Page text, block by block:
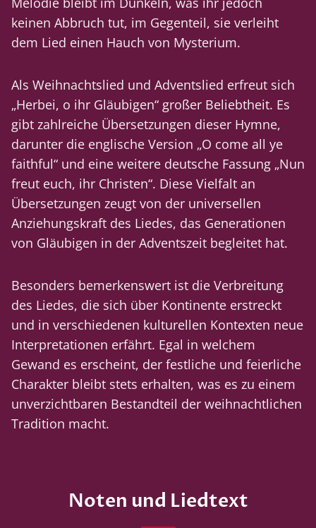
keinen Abbruch tut, im Gegenteil, sie verleiht
dem Lied einen Hauch von Mysterium.
Als Weihnachtslied und Adventslied erfreut sich
„Herbei, o ihr Gläubigen“ großer Beliebtheit. Es
gibt zahlreiche Übersetzungen dieser Hymne,
darunter die englische Version „O come all ye
faithful“ und eine weitere deutsche Fassung „Nun
freut euch, ihr Christen“. Diese Vielfalt an
Übersetzungen zeugt von der universellen
Anziehungskraft des Liedes, das Generationen
von Gläubigen in der Adventszeit begleitet hat.
Besonders bemerkenswert ist die Verbreitung
des Liedes, die sich über Kontinente erstreckt
und in verschiedenen kulturellen Kontexten neue
Interpretationen erfährt. Egal in welchem
Gewand es erscheint, der festliche und feierliche
Charakter bleibt stets erhalten, was es zu einem
unverzichtbaren Bestandteil der weihnachtlichen
Tradition macht.
Noten und Liedtext